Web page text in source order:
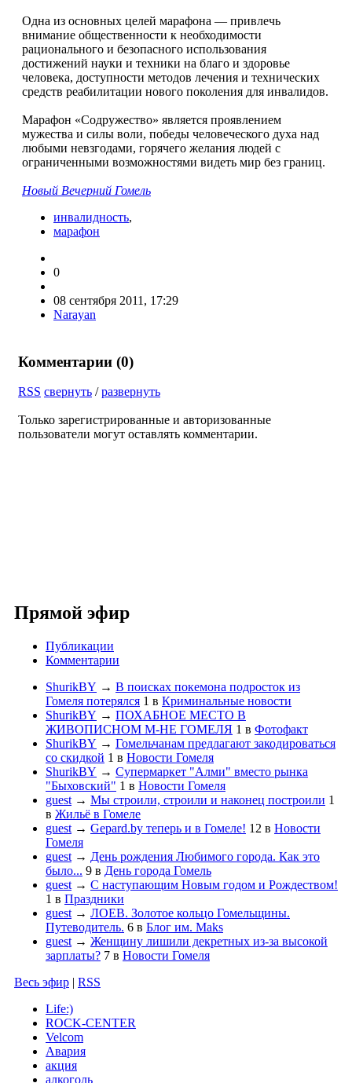
Одна из основных целей марафона — привлечь
внимание общественности к необходимости
рационального и безопасного использования
достижений науки и техники на благо и здоровье
человека, доступности методов лечения и технических
средств реабилитации нового поколения для инвалидов.
Марафон «Содружество» является проявлением
мужества и силы воли, победы человеческого духа над
любыми невзгодами, горячего желания людей с
ограниченными возможностями видеть мир без границ.
Новый Вечерний Гомель
инвалидность,
марафон
0
08 сентября 2011, 17:29
Narayan
Комментарии (0)
RSS свернуть /развернуть
Только зарегистрированные и авторизованные
пользователи могут оставлять комментарии.
Прямой эфир
Публикации
Комментарии
ShurikBY → В поисках покемона подросток из
Гомеля потерялся 1 в Криминальные новости
ShurikBY → ПОХАБНОЕ МЕСТО В
ЖИВОПИСНОМ М-НЕ ГОМЕЛЯ 1 в Фотофакт
ShurikBY → Гомельчанам предлагают закодироваться
со скидкой 1 в Новости Гомеля
ShurikBY → Супермаркет "Алми" вместо рынка
"Быховский" 1 в Новости Гомеля
guest → Мы строили, строили и наконец построили 1
в Жильё в Гомеле
guest → Gepard.by теперь и в Гомеле! 12 в Новости
Гомеля
guest → День рождения Любимого города. Как это
было... 9 в День города Гомель
guest → С наступающим Новым годом и Рождеством!
1 в Праздники
guest → ЛОЕВ. Золотое кольцо Гомельщины.
Путеводитель. 6 в Блог им. Maks
guest → Женщину лишили декретных из-за высокой
зарплаты? 7 в Новости Гомеля
Весь эфир | RSS
Life:)
ROCK-CENTER
Velcom
Авария
акция
алкоголь